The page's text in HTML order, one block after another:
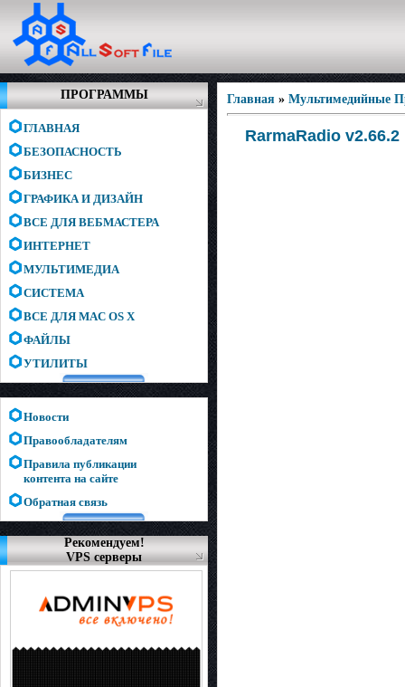
ПРОГРАММЫ
ГЛАВНАЯ
БЕЗОПАСНОСТЬ
БИЗНЕС
ГРАФИКА И ДИЗАЙН
ВСЕ ДЛЯ ВЕБМАСТЕРА
ИНТЕРНЕТ
МУЛЬТИМЕДИА
СИСТЕМА
ВСЕ ДЛЯ MAC OS X
ФАЙЛЫ
УТИЛИТЫ
Новости
Правообладателям
Правила публикации
контента на сайте
Обратная связь
Рекомендуем!
VPS серверы
Главная » Мультимедийные
RarmaRadio